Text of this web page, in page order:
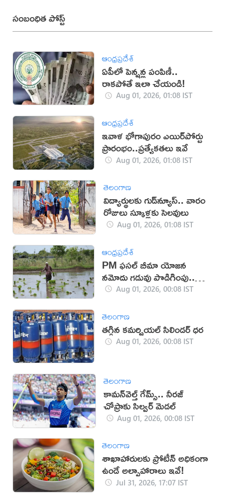
సంబంధిత పోస్ట్
ఆంధ్రప్రదేశ్
ఏపీలో పెన్షన్ల పంపిణీ..
రాకపోతే ఇలా చేయండి!
Aug 01, 2026, 01:08 IST
ఆంధ్రప్రదేశ్
ఇవాళ భోగాపురం ఎయిర్‌పోర్టు
ప్రారంభం..ప్ర‌త్యేక‌త‌లు ఇవే
Aug 01, 2026, 01:08 IST
తెలంగాణ
విద్యార్థులకు గుడ్‌న్యూస్.. వారం
రోజులు స్కూళ్లకు సెలవులు
Aug 01, 2026, 01:08 IST
ఆంధ్రప్రదేశ్
PM ఫసల్ బీమా యోజన
నమోదు గడువు పొడిగింపు..
ఎప్పటివరకంటే?
Aug 01, 2026, 00:08 IST
తెలంగాణ
తగ్గిన కమర్షియల్ సిలిండర్ ధర
Aug 01, 2026, 00:08 IST
తెలంగాణ
కామన్‌వెల్త్ గేమ్స్‌.. నీరజ్
చోప్రాకు సిల్వర్ మెడల్
Aug 01, 2026, 00:08 IST
తెలంగాణ
శాఖాహారులకు ప్రోటీన్ అధికంగా
ఉండే అల్పాహారాలు ఇవే!
Jul 31, 2026, 17:07 IST